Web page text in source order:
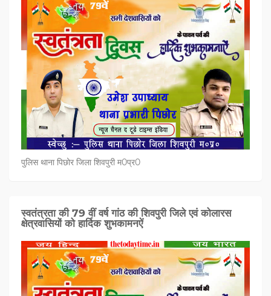
पुलिस थाना पिछोर जिला शिवपुरी म0प्र0
स्वतंत्रता की 79 वीं वर्ष गांठ की शिवपुरी जिले एवं कोलारस
क्षेत्रवासियों को हार्दिक शुभकामनऐं